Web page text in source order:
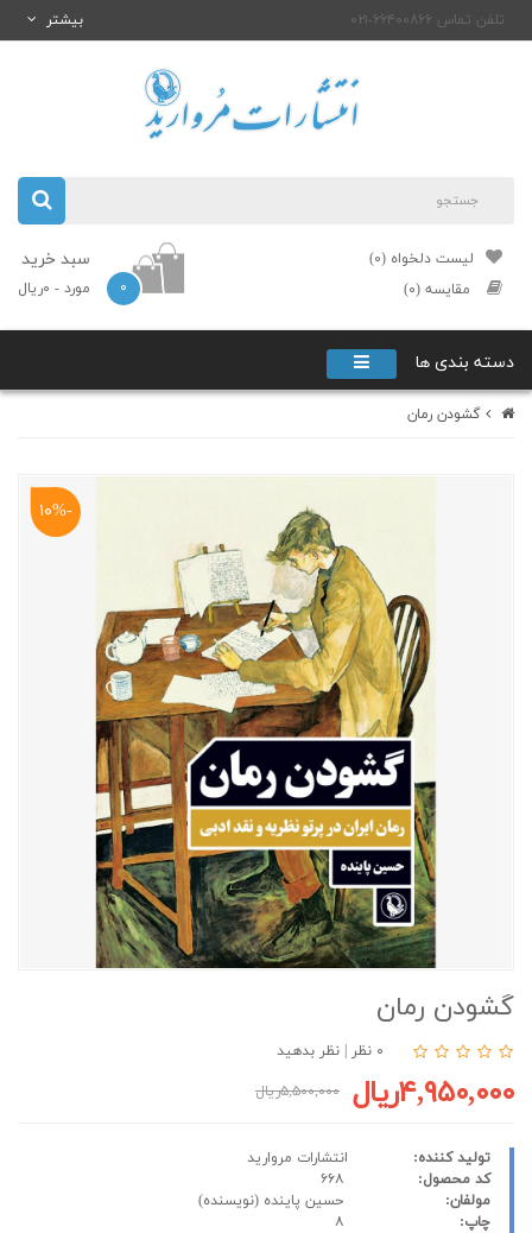
تلفن تماس ۶۶۴۰۰۸۶۶-۰۲۱ بیشتر
لیست دلخواه (۰)
مقایسه (۰)
سبد خرید
۰ مورد - ۰ریال
دسته بندی ها
گشودن رمان
-۱۰%
گشودن رمان
۰ نظر نظر بدهید
۴,۹۵۰,۰۰۰ریال ۵,۵۰۰,۰۰۰ریال
تولید کننده:
انتشارات مروارید
کد محصول:
مولفان:
حسین پاینده (نویسنده)
چاپ: